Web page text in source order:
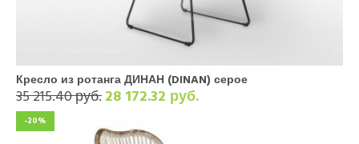
Кресло из ротанга ДИНАН (DINAN) серое
35 215.40 руб.28 172.32 руб.
-20%